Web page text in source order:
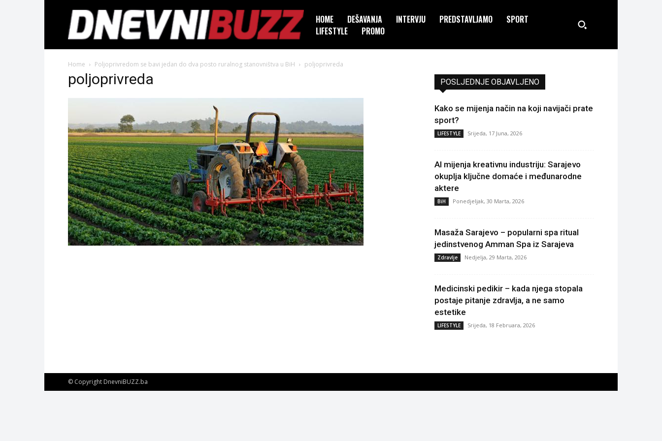
HOME DEŠAVANJA INTERVJU PREDSTAVLJAMO
SPORT
LIFESTYLE
PROMO
Home Poljoprivredom se bavi jedan do dva posto ruralnog stanovništva u BiH poljoprivreda
poljoprivreda POSLJEDNJE OBJAVLJENO
Kako se mijenja način na koji navijači prate
sport?
LIFESTYLE Srijeda, 17 Juna, 2026
AI mijenja kreativnu industriju: Sarajevo
okuplja ključne domaće i međunarodne
aktere
BiH Ponedjeljak, 30 Marta, 2026
Masaža Sarajevo – popularni spa ritual
jedinstvenog Amman Spa iz Sarajeva
Zdravlje Nedjelja, 29 Marta, 2026
Medicinski pedikir – kada njega stopala
postaje pitanje zdravlja, a ne samo
estetike
LIFESTYLE Srijeda, 18 Februara, 2026
© Copyright DnevniBUZZ.ba